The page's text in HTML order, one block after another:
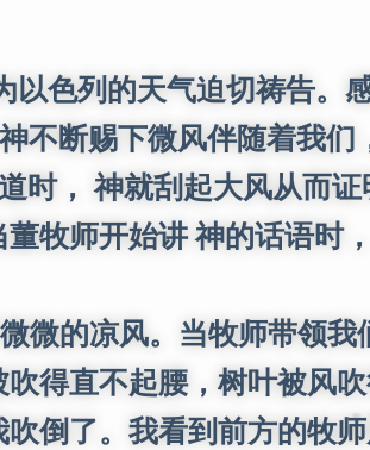
色列的天气迫切祷告。
不断赐下微风伴随着我们
时， 神就刮起大风从而证
牧师开始讲 神的话语时
微的凉风。当牧师带领我
得直不起腰，树叶被风
倒了。我看到前方的牧